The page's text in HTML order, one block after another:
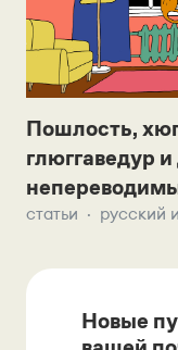
Пошлость,
глюггаведур и
статьи русский
Новые